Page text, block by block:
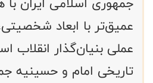
عمیق‌تر با ابعاد
عملی بنیان‌گذار انقلاب
تاریخی امام و حسینیه